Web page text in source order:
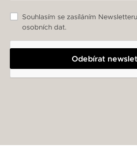
Odebírat
Souhlasím se zasíláním
osobních dat.